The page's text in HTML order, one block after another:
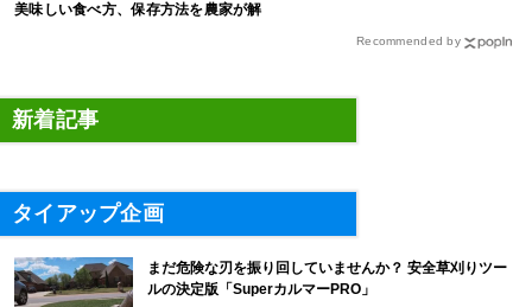
美味しい食べ方、保存方法を農家が解
Recommended by
新着記事
タイアップ企画
まだ危険な刃を振り回していませんか？ 安全草刈りツー
ルの決定版「SuperカルマーPRO」